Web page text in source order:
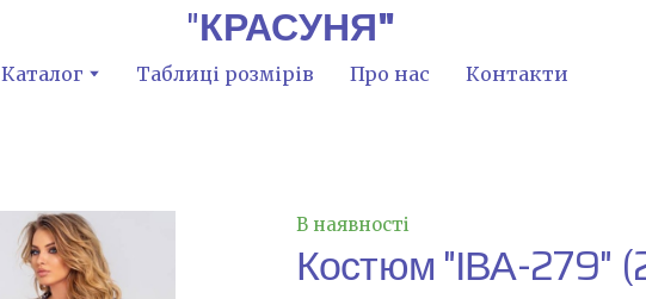
"КРАСУНЯ"
Каталог Таблиці розмірів Про нас Контакти
В наявності
Костюм "ІВА-279"